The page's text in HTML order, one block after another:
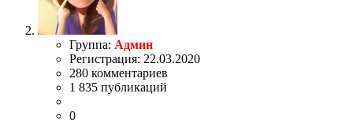
Группа: Админ
Регистрация: 22.03.2020
280 комментариев
1 835 публикаций
0